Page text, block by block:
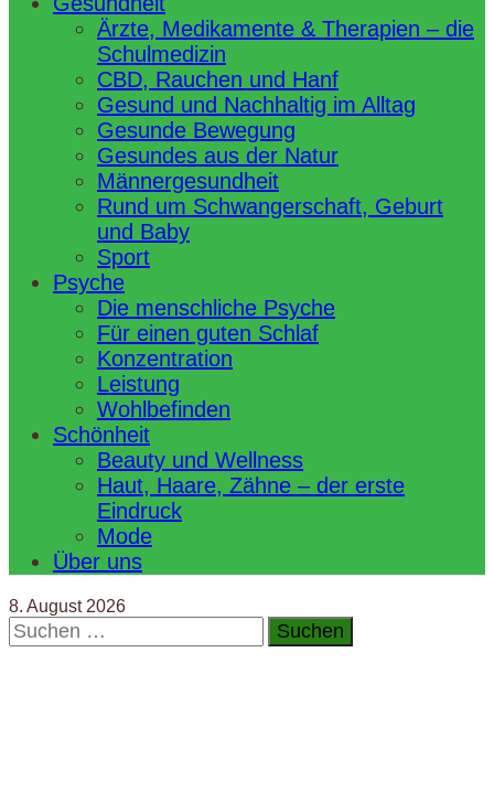
Ärzte, Medikamente & Therapien – die
Schulmedizin
CBD, Rauchen und Hanf
Gesund und Nachhaltig im Alltag
Gesunde Bewegung
Gesundes aus der Natur
Männergesundheit
Rund um Schwangerschaft, Geburt
und Baby
Sport
Psyche
Die menschliche Psyche
Für einen guten Schlaf
Konzentration
Leistung
Wohlbefinden
Schönheit
Beauty und Wellness
Haut, Haare, Zähne – der erste
Eindruck
Mode
Über uns
8. August 2026
Suchen
nach: